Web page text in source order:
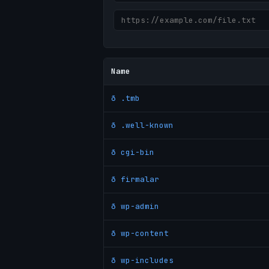
Name
ð .tmb
ð .well-known
ð cgi-bin
ð firmalar
ð wp-admin
ð wp-content
ð wp-includes